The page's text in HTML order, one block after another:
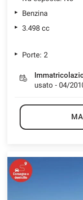
Benzina
3.498 cc
Porte: 2
usato - 04/